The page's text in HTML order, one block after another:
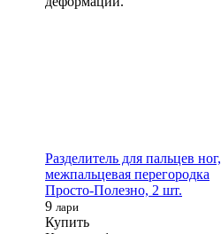
Разделитель для пальцев ног,
межпальцевая перегородка
Просто-Полезно, 2 шт.
9 лари
Купить